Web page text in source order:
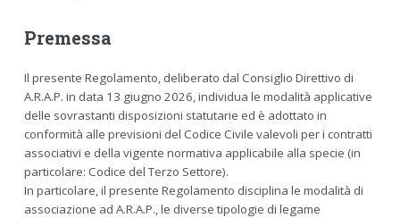
Premessa
Il presente Regolamento, deliberato dal Consiglio Direttivo di
A.R.A.P. in data 13 giugno 2026, individua le modalità applicative
delle sovrastanti disposizioni statutarie ed è adottato in
conformità alle previsioni del Codice Civile valevoli per i contratti
associativi e della vigente normativa applicabile alla specie (in
particolare: Codice del Terzo Settore).
In particolare, il presente Regolamento disciplina le modalità di
associazione ad A.R.A.P., le diverse tipologie di legame